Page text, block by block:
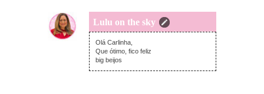
Lulu on the sky
segunda-feira, junho 26, 2017
Olá Carlinha,
Que ótimo, fico feliz
big beijos